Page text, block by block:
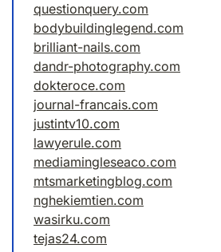
questionquery.com
bodybuildinglegend.com
brilliant-nails.com
dandr-photography.com
dokteroce.com
journal-francais.com
justintv10.com
lawyerule.com
mediamingleseaco.com
mtsmarketingblog.com
nghekiemtien.com
wasirku.com
tejas24.com